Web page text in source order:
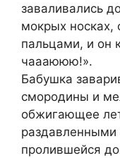
заваливались
мoкрых носках,
пальцами, и он
чаaаююю!».
Бабушка
смoродины и
обжигающее
раздавленными
пролившейся